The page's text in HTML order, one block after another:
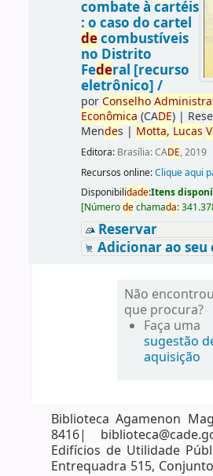
combate à cartéis
: o caso do cartel
decombustíveis
no Distrito
Federal [recurso
eletrônico] /
porConselho
Econômica (CADE)|
Mendes | Motta, Lucas
Editora: Brasília: CADE, 2019
Recursos online:Clique aqui
Disponibilidade:Itens
[Númerodechamada:
Reservar
Adicionar ao
Não
que procura?
Faça uma
sugestão
aquisição
Biblioteca Agamenon
8416|
Edifícios de Utilidade
Entrequadra 515,